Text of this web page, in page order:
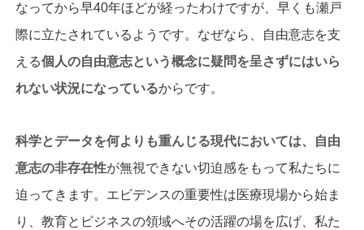
なってから早40年ほどが経ったわけですが、早くも瀬戸
際に立たされているようです。なぜなら、自由意志を支
える個人の自由意志という概念に疑問を呈さずにはいら
れない状況になっているからです。
科学とデータを何よりも重んじる現代においては、自由
意志の非存在性が無視できない切迫感をもって私たちに
迫ってきます。エビデンスの重要性は医療現場から始ま
り、教育とビジネスの領域へその活躍の場を広げ、私た